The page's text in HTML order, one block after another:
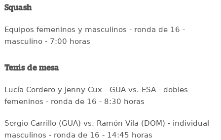
Squash
Equipos femeninos y masculinos - ronda de 16 -
masculino - 7:00 horas
Tenis de mesa
Lucía Cordero y Jenny Cux - GUA vs. ESA - dobles
femeninos - ronda de 16 - 8:30 horas
Sergio Carrillo (GUA) vs. Ramón Vila (DOM) - individual
masculinos - ronda de 16 - 14:45 horas